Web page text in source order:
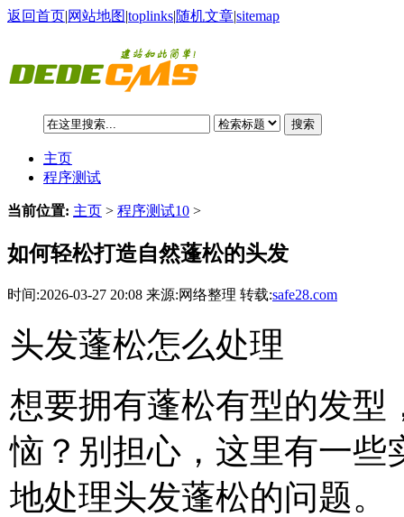
返回首页|网站地图|toplinks|随机文章|sitemap
搜索
主页
程序测试
当前位置: 主页 > 程序测试10 >
如何轻松打造自然蓬松的头发
时间:2026-03-27 20:08 来源:网络整理 转载:safe28.com
头发蓬松怎么处理
想要拥有蓬松有型的发型
恼？别担心，这里有一些
地处理头发蓬松的问题。